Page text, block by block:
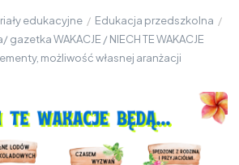
edukacyjne / Edukacja przedszkolna /
gazetka WAKACJE / NIECH TE WAKACJE
możliwość własnej aranżacji